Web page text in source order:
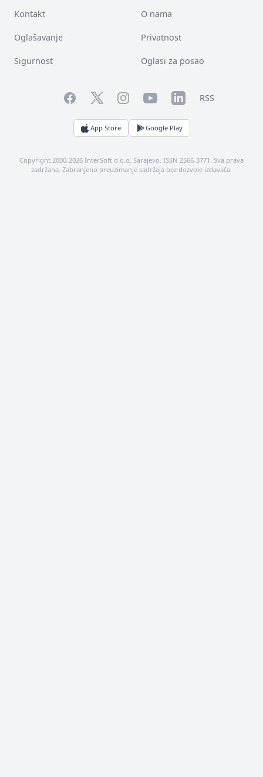
Kontakt O nama
Oglašavanje Privatnost
Sigurnost Oglasi za posao
FacebookTwitterInstagramYouTubeLinkedInRSS
App Store Google Play
Copyright 2000-2026 InterSoft d.o.o. Sarajevo. ISSN 2566-3771. Sva prava
zadržana. Zabranjeno preuzimanje sadržaja bez dozvole izdavača.